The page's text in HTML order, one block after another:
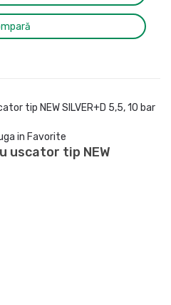
in Favorite
uscator tip NEW